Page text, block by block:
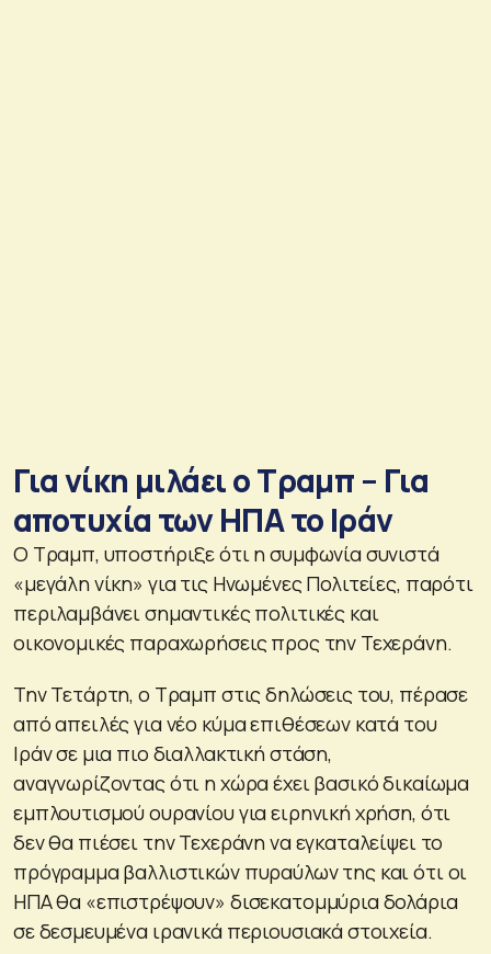
Για νίκη μιλάει ο Τραμπ – Για
αποτυχία των ΗΠΑ το Ιράν
Ο Τραμπ, υποστήριξε ότι η συμφωνία συνιστά
«μεγάλη νίκη» για τις Ηνωμένες Πολιτείες, παρότι
περιλαμβάνει σημαντικές πολιτικές και
οικονομικές παραχωρήσεις προς την Τεχεράνη.
Την Τετάρτη, ο Τραμπ στις δηλώσεις του, πέρασε
από απειλές για νέο κύμα επιθέσεων κατά του
Ιράν σε μια πιο διαλλακτική στάση,
αναγνωρίζοντας ότι η χώρα έχει βασικό δικαίωμα
εμπλουτισμού ουρανίου για ειρηνική χρήση, ότι
δεν θα πιέσει την Τεχεράνη να εγκαταλείψει το
πρόγραμμα βαλλιστικών πυραύλων της και ότι οι
ΗΠΑ θα «επιστρέψουν» δισεκατομμύρια δολάρια
σε δεσμευμένα ιρανικά περιουσιακά στοιχεία.